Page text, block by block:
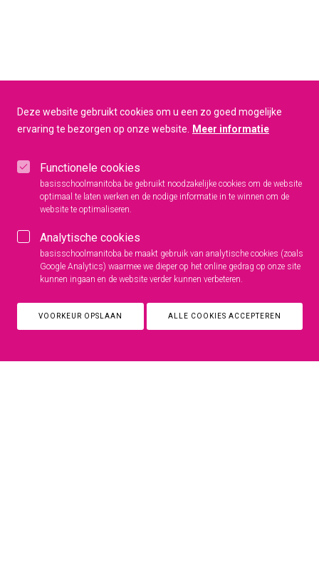
Basisschool Manitoba
Deze website gebruikt cookies om u een zo goed mogelijke
ervaring te bezorgen op onze website.
Meer informatie
Functionele cookies
basisschoolmanitoba.be gebruikt noodzakelijke cookies om de website
optimaal te laten werken en de nodige informatie in te winnen om de
website te optimaliseren.
Analytische cookies
basisschoolmanitoba.be maakt gebruik van analytische cookies (zoals
Google Analytics) waarmee we dieper op het online gedrag op onze site
kunnen ingaan en de website verder kunnen verbeteren.
VOORKEUR OPSLAAN ALLE COOKIES ACCEPTEREN